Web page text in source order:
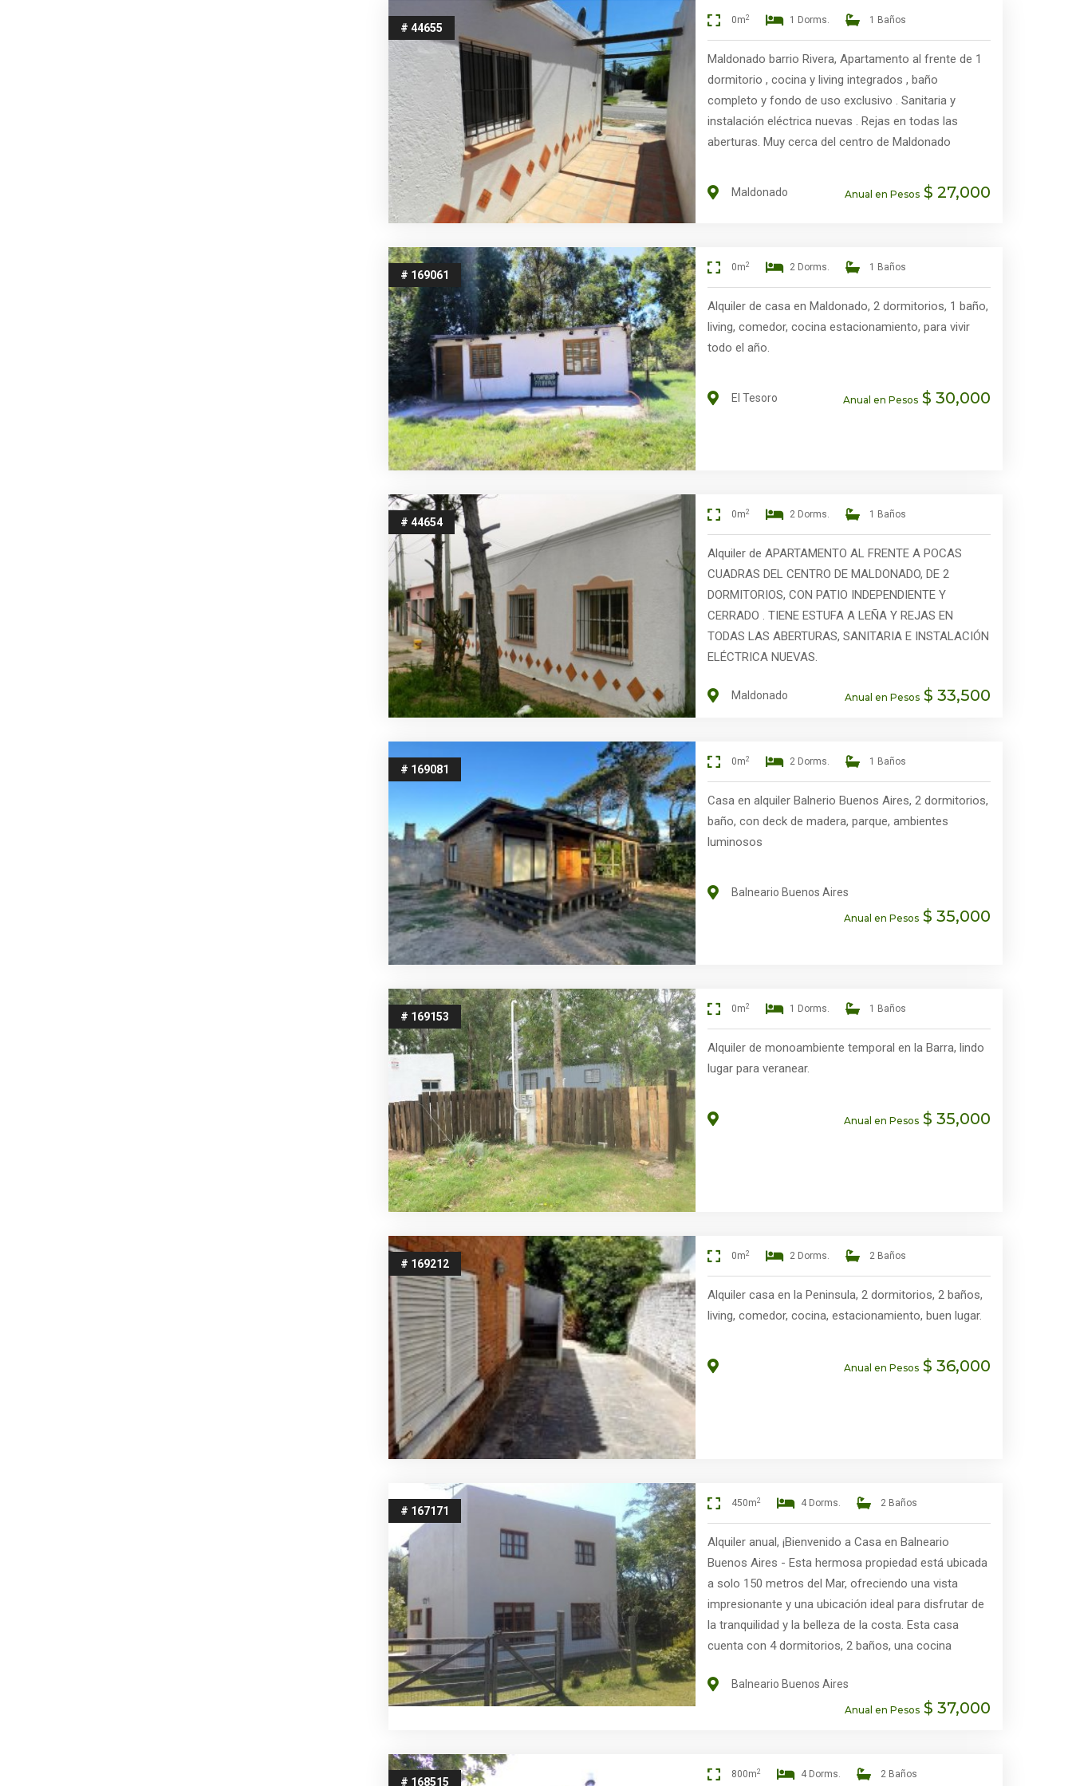
# 44655
0m2 1 Dorms. 1 Baños
Maldonado barrio Rivera, Apartamento al frente de 1
dormitorio , cocina y living integrados , baño
completo y fondo de uso exclusivo . Sanitaria y
instalación eléctrica nuevas . Rejas en todas las
aberturas. Muy cerca del centro de Maldonado
Maldonado Anual en Pesos $ 27,000
# 169061
0m2 2 Dorms. 1 Baños
Alquiler de casa en Maldonado, 2 dormitorios, 1 baño,
living, comedor, cocina estacionamiento, para vivir
todo el año.
El Tesoro Anual en Pesos $ 30,000
# 44654
0m2 2 Dorms. 1 Baños
Alquiler de APARTAMENTO AL FRENTE A POCAS
CUADRAS DEL CENTRO DE MALDONADO, DE 2
DORMITORIOS, CON PATIO INDEPENDIENTE Y
CERRADO . TIENE ESTUFA A LEÑA Y REJAS EN
TODAS LAS ABERTURAS, SANITARIA E INSTALACIÓN
ELÉCTRICA NUEVAS.
Maldonado Anual en Pesos $ 33,500
# 169081
0m2 2 Dorms. 1 Baños
Casa en alquiler Balnerio Buenos Aires, 2 dormitorios,
baño, con deck de madera, parque, ambientes
luminosos
Balneario Buenos Aires
Anual en Pesos $ 35,000
# 169153
0m2 1 Dorms. 1 Baños
Alquiler de monoambiente temporal en la Barra, lindo
lugar para veranear.
Anual en Pesos $ 35,000
# 169212
0m2 2 Dorms. 2 Baños
Alquiler casa en la Peninsula, 2 dormitorios, 2 baños,
living, comedor, cocina, estacionamiento, buen lugar.
Anual en Pesos $ 36,000
# 167171
450m2 4 Dorms. 2 Baños
Alquiler anual, ¡Bienvenido a Casa en Balneario
Buenos Aires - Esta hermosa propiedad está ubicada
a solo 150 metros del Mar, ofreciendo una vista
impresionante y una ubicación ideal para disfrutar de
la tranquilidad y la belleza de la costa. Esta casa
cuenta con 4 dormitorios, 2 baños, una cocina
terreno es de 450 m2 y la construcción es de 120 m2.
¡Ven y disfruta de la vida en la costa! ¡Consulta con
Balneario Buenos Aires
Anual en Pesos $ 37,000
# 168515
800m2 4 Dorms. 2 Baños